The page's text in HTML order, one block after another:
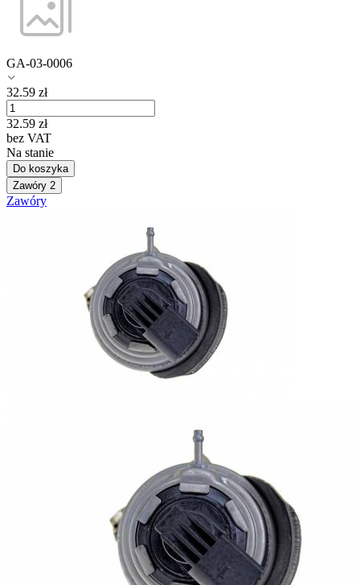
GA-03-0006
32.59 zł
32.59 zł
bez VAT
Na stanie
Do koszyka
Zawóry 2
Zawóry